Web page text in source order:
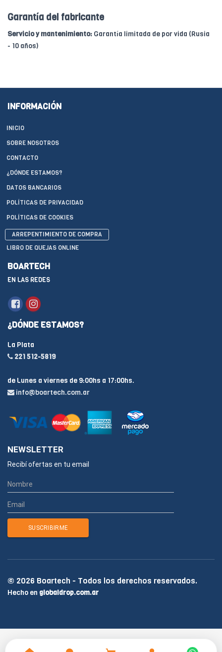
Garantía del fabricante
Servicio y mantenimiento: Garantía limitada de por vida (Rusia
- 10 años)
INFORMACIÓN
INICIO
SOBRE NOSOTROS
CONTACTO
¿DÓNDE ESTAMOS?
DATOS BANCARIOS
POLÍTICAS DE PRIVACIDAD
POLÍTICAS DE COOKIES
ARREPENTIMIENTO DE COMPRA
LIBRO DE QUEJAS ONLINE
BOARTECH
EN LAS REDES
¿DÓNDE ESTAMOS?
La Plata
221 512-5819
de Lunes a viernes de 9:00hs a 17:00hs.
info@boartech.com.ar
NEWSLETTER
Recibí ofertas en tu email
© 2026 Boartech - Todos los derechos reservados.
Hecho en globaldrop.com.ar